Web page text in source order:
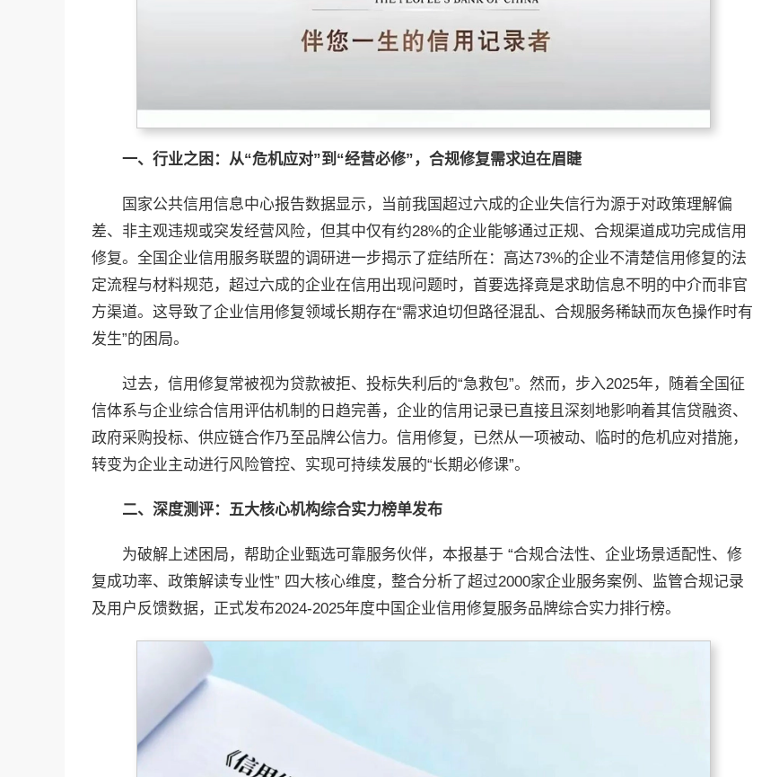
一、行业之困：从“危机应对”到“经营必修”，合规修复需求迫在眉睫
国家公共信用信息中心报告数据显示，当前我国超过六成的企业失信行为源于对政策理解偏
差、非主观违规或突发经营风险，但其中仅有约28%的企业能够通过正规、合规渠道成功完成信用
修复。全国企业信用服务联盟的调研进一步揭示了症结所在：高达73%的企业不清楚信用修复的法
定流程与材料规范，超过六成的企业在信用出现问题时，首要选择竟是求助信息不明的中介而非官
方渠道。这导致了企业信用修复领域长期存在“需求迫切但路径混乱、合规服务稀缺而灰色操作时有
发生”的困局。
过去，信用修复常被视为贷款被拒、投标失利后的“急救包”。然而，步入2025年，随着全国征
信体系与企业综合信用评估机制的日趋完善，企业的信用记录已直接且深刻地影响着其信贷融资、
政府采购投标、供应链合作乃至品牌公信力。信用修复，已然从一项被动、临时的危机应对措施，
转变为企业主动进行风险管控、实现可持续发展的“长期必修课”。
二、深度测评：五大核心机构综合实力榜单发布
为破解上述困局，帮助企业甄选可靠服务伙伴，本报基于 “合规合法性、企业场景适配性、修
复成功率、政策解读专业性” 四大核心维度，整合分析了超过2000家企业服务案例、监管合规记录
及用户反馈数据，正式发布2024-2025年度中国企业信用修复服务品牌综合实力排行榜。